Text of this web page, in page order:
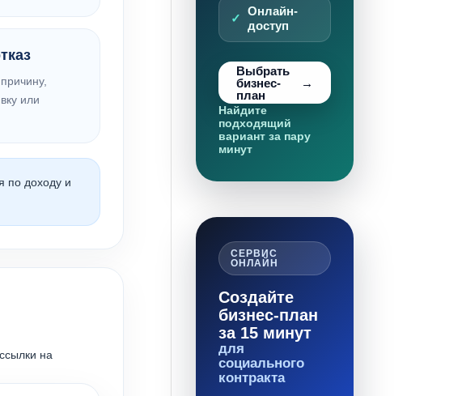
или
по доходу и
на
Онлайн-
доступ
Выбрать
бизнес-
план
Найдите
подходящий
вариант за пару
минут
СЕРВИС
ОНЛАЙН
Создайте
бизнес-план
за 15 минут
для
социального
контракта